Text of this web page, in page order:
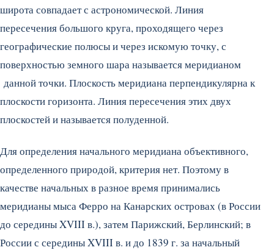
широта совпадает с астрономической. Линия
пересечения большого круга, проходящего через
географические полюсы и через искомую точку, с
поверхностью земного шара называется меридианом
данной точки. Плоскость меридиана перпендикулярна к
плоскости горизонта. Линия пересечения этих двух
плоскостей и называется полуденной.
Для определения начального меридиана объективного,
определенного природой, критерия нет. Поэтому в
качестве начальных в разное время принимались
меридианы мыса Ферро на Канарских островах (в России
до середины XVIII в.), затем Парижский, Берлинский; в
России с середины XVIII в. и до 1839 г. за начальный